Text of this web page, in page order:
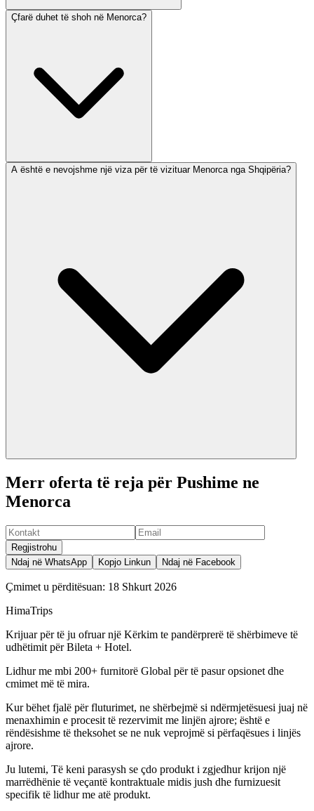
Çfarë duhet të shoh në Menorca?
A është e nevojshme një viza për të vizituar Menorca nga Shqipëria?
Merr oferta të reja për Pushime ne
Menorca
Regjistrohu
Ndaj në WhatsApp
Kopjo Linkun Ndaj në Facebook
Çmimet u përditësuan: 18 Shkurt 2026
HimaTrips
Krijuar për të ju ofruar një Kërkim te pandërprerë të shërbimeve të
udhëtimit për Bileta + Hotel.
Lidhur me mbi 200+ furnitorë Global për të pasur opsionet dhe
cmimet më të mira.
Kur bëhet fjalë për fluturimet, ne shërbejmë si ndërmjetësuesi juaj në
menaxhimin e procesit të rezervimit me linjën ajrore; është e
rëndësishme të theksohet se ne nuk veprojmë si përfaqësues i linjës
ajrore.
Ju lutemi, Të keni parasysh se çdo produkt i zgjedhur krijon një
marrëdhënie të veçantë kontraktuale midis jush dhe furnizuesit
specifik të lidhur me atë produkt.